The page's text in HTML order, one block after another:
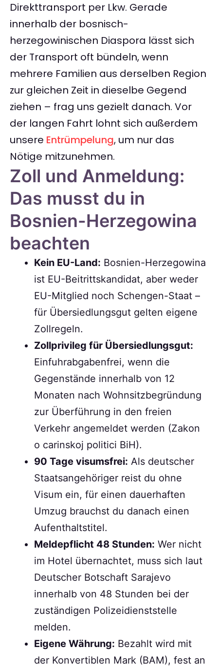
Direkttransport per Lkw. Gerade
innerhalb der bosnisch-
herzegowinischen Diaspora lässt sich
der Transport oft bündeln, wenn
mehrere Familien aus derselben Region
zur gleichen Zeit in dieselbe Gegend
ziehen – frag uns gezielt danach. Vor
der langen Fahrt lohnt sich außerdem
unsere Entrümpelung, um nur das
Nötige mitzunehmen.
Zoll und Anmeldung:
Das musst du in
Bosnien-Herzegowina
beachten
Kein EU-Land: Bosnien-Herzegowina
ist EU-Beitrittskandidat, aber weder
EU-Mitglied noch Schengen-Staat –
für Übersiedlungsgut gelten eigene
Zollregeln.
Zollprivileg für Übersiedlungsgut:
Einfuhrabgabenfrei, wenn die
Gegenstände innerhalb von 12
Monaten nach Wohnsitzbegründung
zur Überführung in den freien
Verkehr angemeldet werden (Zakon
o carinskoj politici BiH).
90 Tage visumsfrei: Als deutscher
Staatsangehöriger reist du ohne
Visum ein, für einen dauerhaften
Umzug brauchst du danach einen
Aufenthaltstitel.
Meldepflicht 48 Stunden: Wer nicht
im Hotel übernachtet, muss sich laut
Deutscher Botschaft Sarajevo
innerhalb von 48 Stunden bei der
zuständigen Polizeidienststelle
melden.
Eigene Währung: Bezahlt wird mit
der Konvertiblen Mark (BAM), fest an